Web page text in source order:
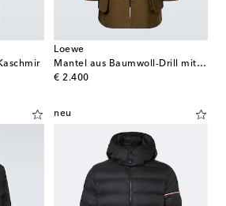
Loewe
Mantel aus Baumwoll-Drill mit Cord
€ 2.400
original price
neu